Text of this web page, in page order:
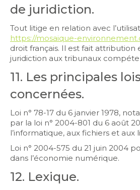
de juridiction.
Tout litige en relation avec
https://mosaique-
droit français. Il est fait attribution
juridiction aux tribunaux
11. Les principales
concernées.
Loi n° 78-17 du 6 janvier 1978,
par la loi n° 2004-801 du 6 août
l’informatique, aux fichiers et aux
Loi n° 2004-575 du 21 juin 2004
dans l’économie numérique.
12. Lexique.